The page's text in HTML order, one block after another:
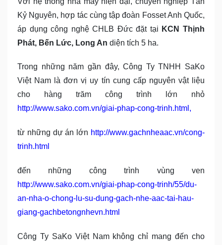
Kỷ Nguyên, hợp tác cùng tập đoàn Fosset Anh Quốc,
áp dụng công nghệ CHLB Đức đặt tại KCN Thịnh
Phát, Bến Lức, Long An diện tích 5 ha.
Trong những năm gần đây, Công Ty TNHH SaKo
Việt Nam là đơn vị uy tín cung cấp nguyên vật liệu
cho hàng trăm công trình lớn nhỏ
http://www.sako.com.vn/giai-phap-cong-trinh.html ,
từ những dự án lớn http://www.gachnheaac.vn/cong-
trinh.html
đến những công trình vùng ven
http://www.sako.com.vn/giai-phap-cong-trinh/55/du-
an-nha-o-chong-lu-su-dung-gach-nhe-aac-tai-hau-
giang-gachbetongnhevn.html
Công Ty SaKo Việt Nam không chỉ mang đến cho